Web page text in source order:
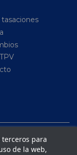
tasaciones
para
de la web,